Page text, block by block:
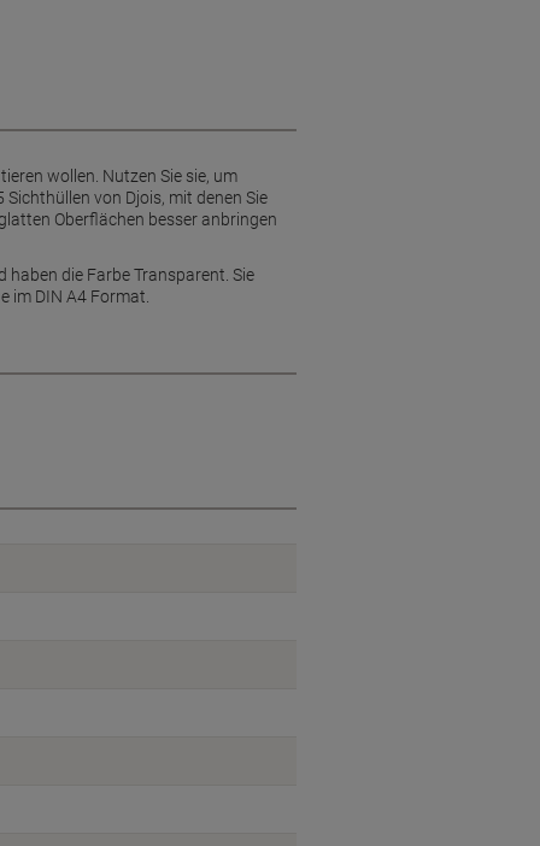
wollen. Nutzen Sie sie, um
von Djois, mit denen Sie
Oberflächen besser anbringen
haben die Farbe Transparent. Sie
im DIN A4 Format.